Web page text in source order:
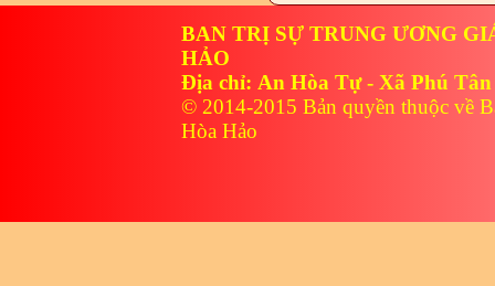
BAN TRỊ SỰ TRUNG ƯƠNG
HẢO
Địa chỉ: An Hòa Tự - Xã Phú
© 2014-2015 Bản quyền thuộc về
Hòa Hảo